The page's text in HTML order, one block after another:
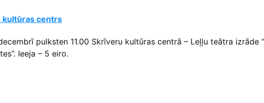
kultūras centrs
pulksten 11.00 Skrīveru kultūras centrā – Leļļu teātra izrāde
Ieeja – 5 eiro.